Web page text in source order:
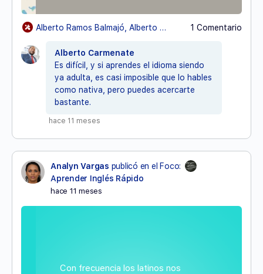
Alberto Ramos Balmajó, Alberto CarmenateyDra. Yelena Rivero 1 Comentario
Alberto Carmenate
Es difícil, y si aprendes el idioma siendo
ya adulta, es casi imposible que lo hables
como nativa, pero puedes acercarte
bastante.
hace 11 meses
Analyn Vargas publicó en el Foco:
Aprender Inglés Rápido
hace 11 meses
Con frecuencia los latinos nos